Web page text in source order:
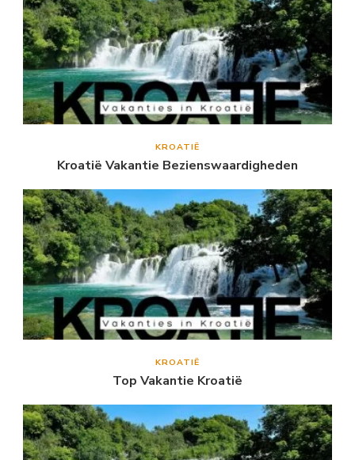
KROATIË
Kroatië Vakantie Bezienswaardigheden
KROATIË
Top Vakantie Kroatië